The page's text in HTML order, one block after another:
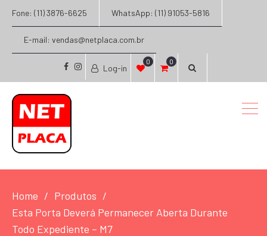
Fone: (11) 3876-6625 WhatsApp: (11) 91053-5816
E-mail: vendas@netplaca.com.br
facebook
instagram
Log-in
0 0
Home
Produtos
Esta Porta Deverá Permanecer Aberta Durante
Todo Expediente – M7